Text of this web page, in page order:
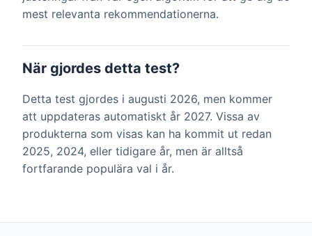
mest relevanta rekommendationerna.
När gjordes detta test?
Detta test gjordes i augusti 2026, men kommer
att uppdateras automatiskt år 2027. Vissa av
produkterna som visas kan ha kommit ut redan
2025, 2024, eller tidigare år, men är alltså
fortfarande populära val i år.